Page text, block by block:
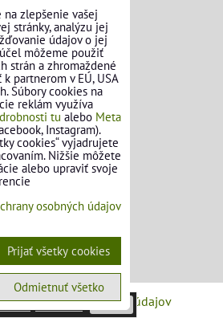
ÚDAJE
ochrany osobných údajov
na zlepšenie vašej
stránky, analýzu jej
údajov o jej
môžeme použiť
strán a zhromaždené
partnerom v EÚ, USA
Súbory cookies na
reklám využíva
tu alebo Meta
Instagram).
cookies“ vyjadrujete
Nižšie môžete
alebo upraviť svoje
osobných údajov
Prijať všetky cookies
Odmietnuť všetko
.Viac info Potvrdiť